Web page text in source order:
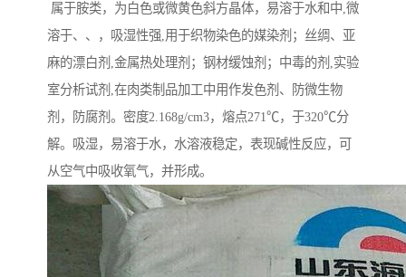
属于胺类，为白色或微黄色斜方晶体，易溶于水和中,微
溶于、、，吸湿性强,用于织物染色的媒染剂；丝绸、亚
麻的漂白剂,金属热处理剂；钢材缓蚀剂；中毒的剂,实验
室分析试剂,在肉类制品加工中用作发色剂、防微生物
剂，防腐剂。密度2.168g/cm3，熔点271℃，于320℃分
解。吸湿，易溶于水，水溶液稳定，表现碱性反应，可
从空气中吸收氧气，并形成。